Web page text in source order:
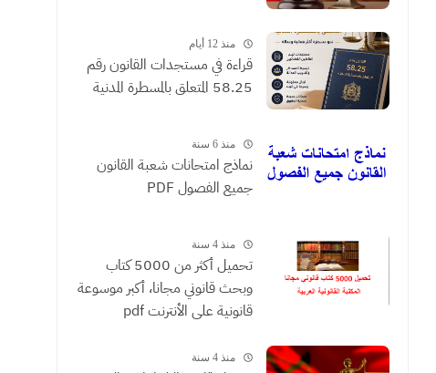
منذ 12 أيام
​قراءة في مستجدات القانون رقم
58.25 المتعلق بالمسطرة المدنية
منذ 6 سنة
نماذج امتحانات شعبة القانون
جميع الفصول PDF
منذ 4 سنة
تحميل أكثر من 5000 كتاب
وبحث قانوني مجانا، أكبر موسوعة
قانونية على الأنترنت pdf
منذ 4 سنة